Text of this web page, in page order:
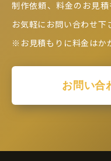
制作依頼、料金のお見
お気軽にお問い合わせ下
※お見積もりに料金はか
お問い合